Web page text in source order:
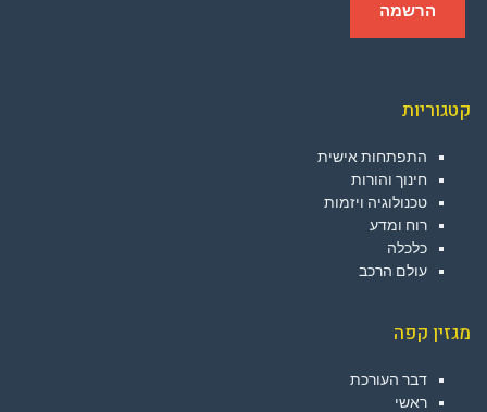
קטגוריות
התפתחות אישית
חינוך והורות
טכנולוגיה ויזמות
רוח ומדע
כלכלה
עולם הרכב
מגזין קפה
דבר העורכת
ראשי